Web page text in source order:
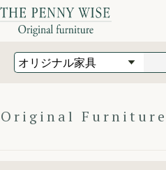
オリジナル家具
Original Furniture